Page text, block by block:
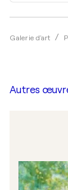
Galerie d'art
Autres